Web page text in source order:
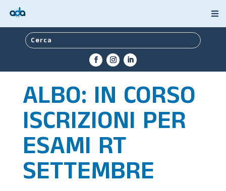
ALBO: IN CORSO
ISCRIZIONI PER
ESAMI RT
SETTEMBRE